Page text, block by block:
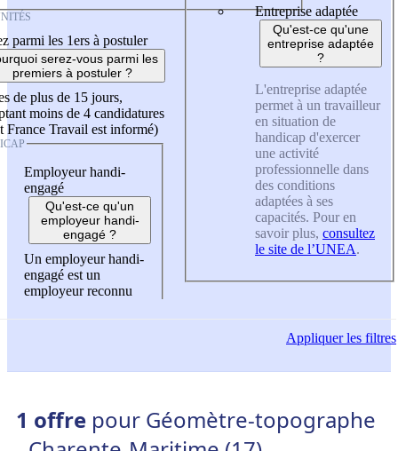
parmi les 1ers à postuler
serez-vous parmi les
premiers à postuler ?
de plus de 15 jours,
moins de 4 candidatures
France Travail est informé)
Employeur handi-
engagé
Qu'est-ce qu'un
employeur handi-
engagé ?
Un employeur handi-
engagé est un
employeur reconnu
Entreprise adaptée
Qu'est-ce qu'une
entreprise adaptée
?
L'entreprise adaptée
permet à un travailleur
en situation de
handicap d'exercer
une activité
professionnelle dans
des conditions
adaptées à ses
capacités. Pour en
savoir plus, consultez
le site de l’UNEA.
Appliquerles filtres
1 offre pour Géomètre-topographe